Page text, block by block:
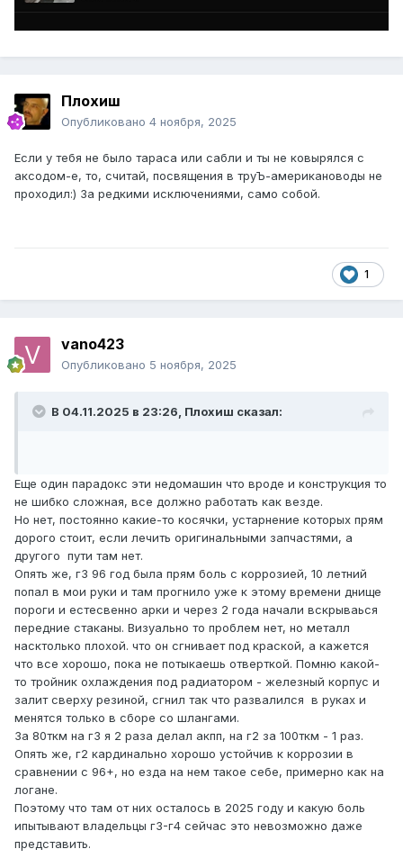
Плохиш
Опубликовано 4 ноября, 2025
Если у тебя не было тараса или сабли и ты не ковырялся с
аксодом-е, то, считай, посвящения в труЪ-американоводы не
проходил:) За редкими исключениями, само собой.
1
vano423
Опубликовано 5 ноября, 2025
В 04.11.2025 в 23:26, Плохиш сказал:
Еще один парадокс эти недомашин что вроде и конструкция то
не шибко сложная, все должно работать как везде.
Но нет, постоянно какие-то косячки, устарнение которых прям
дорого стоит, если лечить оригинальными запчастями, а
другого пути там нет.
Опять же, г3 96 год была прям боль с коррозией, 10 летний
попал в мои руки и там прогнило уже к этому времени днище
пороги и естесвенно арки и через 2 года начали вскрываься
передние стаканы. Визуально то проблем нет, но металл
насктолько плохой. что он сгнивает под краской, а кажется
что все хорошо, пока не потыкаешь отверткой. Помню какой-
то тройник охлаждения под радиатором - железный корпус и
залит сверху резиной, сгнил так что развалился в руках и
менятся только в сборе со шлангами.
За 80ткм на г3 я 2 раза делал акпп, на г2 за 100ткм - 1 раз.
Опять же, г2 кардинально хорошо устойчив к коррозии в
сравнении с 96+, но езда на нем такое себе, примерно как на
логане.
Поэтому что там от них осталось в 2025 году и какую боль
ипытывают владельцы г3-г4 сейчас это невозможно даже
представить.